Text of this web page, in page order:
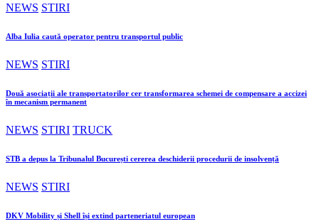
NEWS STIRI
Alba Iulia caută operator pentru transportul public
NEWS STIRI
Două asociații ale transportatorilor cer transformarea schemei de compensare a accizei
în mecanism permanent
NEWS STIRI TRUCK
STB a depus la Tribunalul București cererea deschiderii procedurii de insolvență
NEWS STIRI
DKV Mobility și Shell își extind parteneriatul european